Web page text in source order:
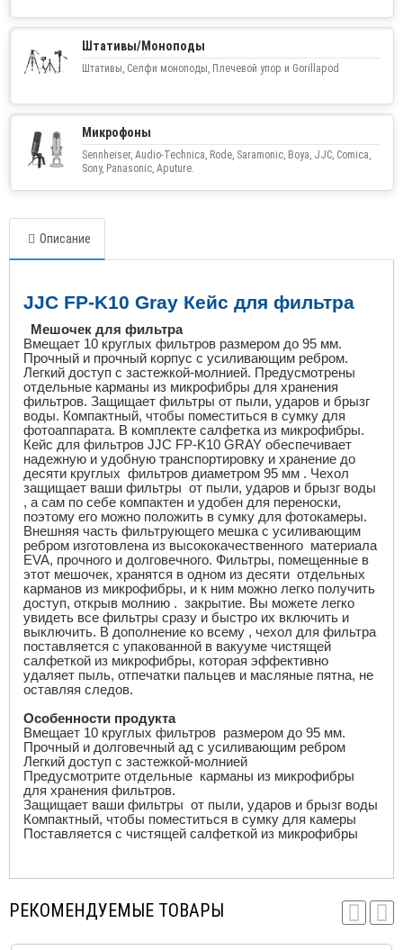
Штативы/Моноподы
Штативы, Селфи моноподы, Плечевой упор и Gorillapod
Микрофоны
Sennheiser, Audio-Technica, Rode, Saramonic, Boya, JJC, Comica,
Sony, Panasonic, Aputure.
Описание
JJC FP-K10 Gray Кейс для фильтра
Мешочек для фильтра
Вмещает 10 круглых фильтров размером до 95 мм.
Прочный и прочный корпус с усиливающим ребром.
Легкий доступ с застежкой-молнией. Предусмотрены
отдельные карманы из микрофибры для хранения
фильтров. Защищает фильтры от пыли, ударов и брызг
воды. Компактный, чтобы поместиться в сумку для
фотоаппарата. В комплекте салфетка из микрофибры.
Кейс для фильтров JJC FP-K10 GRAY обеспечивает
надежную и удобную транспортировку и хранение до
десяти круглых фильтров диаметром 95 мм . Чехол
защищает ваши фильтры от пыли, ударов и брызг воды
, а сам по себе компактен и удобен для переноски,
поэтому его можно положить в сумку для фотокамеры.
Внешняя часть фильтрующего мешка с усиливающим
ребром изготовлена ​​из высококачественного материала
EVA, прочного и долговечного. Фильтры, помещенные в
этот мешочек, хранятся в одном из десяти отдельных
карманов из микрофибры, и к ним можно легко получить
доступ, открыв молнию . закрытие. Вы можете легко
увидеть все фильтры сразу и быстро их включить и
выключить. В дополнение ко всему , чехол для фильтра
поставляется с упакованной в вакууме чистящей
салфеткой из микрофибры, которая эффективно
удаляет пыль, отпечатки пальцев и масляные пятна, не
оставляя следов.
Особенности продукта
Вмещает 10 круглых фильтров размером до 95 мм.
Прочный и долговечный ад с усиливающим ребром
Легкий доступ с застежкой-молнией
Предусмотрите отдельные карманы из микрофибры
для хранения фильтров.
Защищает ваши фильтры от пыли, ударов и брызг воды
Компактный, чтобы поместиться в сумку для камеры
Поставляется с чистящей салфеткой из микрофибры
РЕКОМЕНДУЕМЫЕ ТОВАРЫ